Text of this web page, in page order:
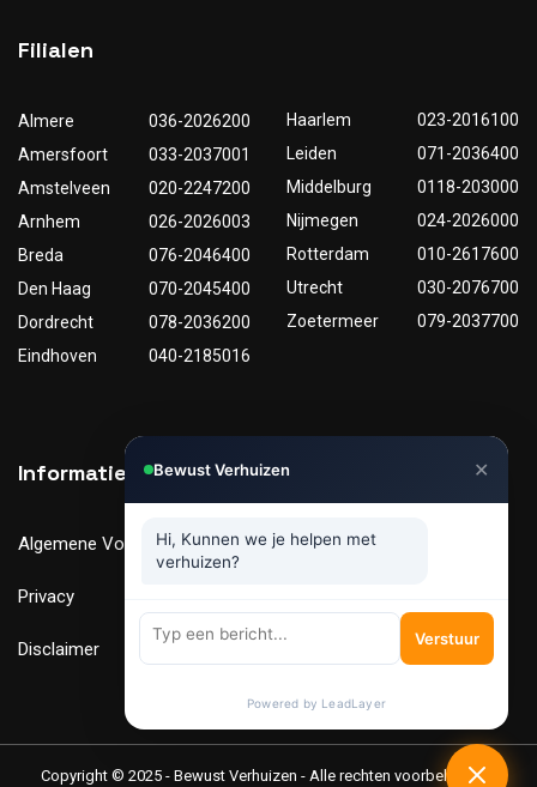
Filialen
Almere
036-2026200
Amersfoort
033-2037001
Amstelveen
020-2247200
Arnhem
026-2026003
Breda
076-2046400
Den Haag
070-2045400
Dordrecht
078-2036200
Eindhoven
040-2185016
Haarlem
023-2016100
Leiden
071-2036400
Middelburg
0118-203000
Nijmegen
024-2026000
Rotterdam
010-2617600
Utrecht
030-2076700
Zoetermeer
079-2037700
Informatie
Algemene Voorwaarden
Privacy
Disclaimer
Nuttige links
Tarieven
Copyright © 2025 - Bewust Verhuizen - Alle rechten voorbehouden
Bewust Verhuizen ✕
Hi, Kunnen we je helpen met
verhuizen?
Verstuur
Powered by LeadLayer